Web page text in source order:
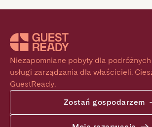
Niezapomniane pobyty dla
usługi zarządzania dla właścicieli.
GuestReady.
Zostań gospodarzem